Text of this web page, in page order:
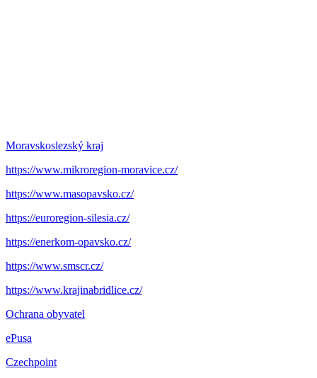
Moravskoslezský kraj
https://www.mikroregion-moravice.cz/
https://www.masopavsko.cz/
https://euroregion-silesia.cz/
https://enerkom-opavsko.cz/
https://www.smscr.cz/
https://www.krajinabridlice.cz/
Ochrana obyvatel
ePusa
Czechpoint